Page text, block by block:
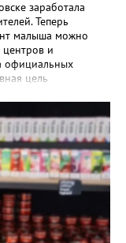
заработала
Теперь
малыша можно
центров и
официальных
цель
начали
их родным не нужно
в отдел ЗАГС.
в комфортной
—
графике работы
и
ближайшее время